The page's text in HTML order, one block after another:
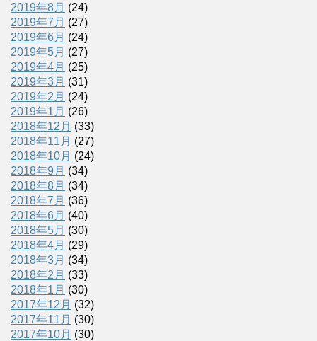
2019年8月 (24)
2019年7月 (27)
2019年6月 (24)
2019年5月 (27)
2019年4月 (25)
2019年3月 (31)
2019年2月 (24)
2019年1月 (26)
2018年12月 (33)
2018年11月 (27)
2018年10月 (24)
2018年9月 (34)
2018年8月 (34)
2018年7月 (36)
2018年6月 (40)
2018年5月 (30)
2018年4月 (29)
2018年3月 (34)
2018年2月 (33)
2018年1月 (30)
2017年12月 (32)
2017年11月 (30)
2017年10月 (30)